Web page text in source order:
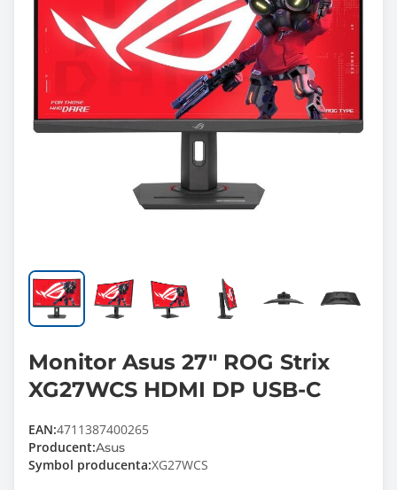
Monitor Asus 27" ROG Strix
XG27WCS HDMI DP USB-C
EAN:4711387400265
Producent:Asus
Symbol producenta:XG27WCS